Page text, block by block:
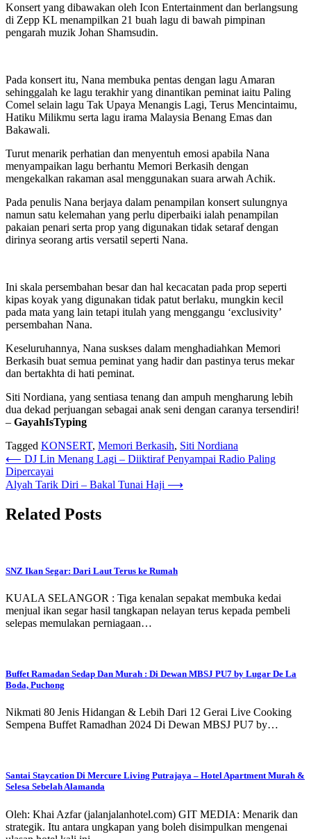
Konsert yang dibawakan oleh Icon Entertainment dan berlangsung
di Zepp KL menampilkan 21 buah lagu di bawah pimpinan
pengarah muzik Johan Shamsudin.
Pada konsert itu, Nana membuka pentas dengan lagu Amaran
sehinggalah ke lagu terakhir yang dinantikan peminat iaitu Paling
Comel selain lagu Tak Upaya Menangis Lagi, Terus Mencintaimu,
Hatiku Milikmu serta lagu irama Malaysia Benang Emas dan
Bakawali.
Turut menarik perhatian dan menyentuh emosi apabila Nana
menyampaikan lagu berhantu Memori Berkasih dengan
mengekalkan rakaman asal menggunakan suara arwah Achik.
Pada penulis Nana berjaya dalam penampilan konsert sulungnya
namun satu kelemahan yang perlu diperbaiki ialah penampilan
pakaian penari serta prop yang digunakan tidak setaraf dengan
dirinya seorang artis versatil seperti Nana.
Ini skala persembahan besar dan hal kecacatan pada prop seperti
kipas koyak yang digunakan tidak patut berlaku, mungkin kecil
pada mata yang lain tetapi itulah yang menggangu ‘exclusivity’
persembahan Nana.
Keseluruhannya, Nana suskses dalam menghadiahkan Memori
Berkasih buat semua peminat yang hadir dan pastinya terus mekar
dan bertakhta di hati peminat.
Siti Nordiana, yang sentiasa tenang dan ampuh mengharung lebih
dua dekad perjuangan sebagai anak seni dengan caranya tersendiri!
– GayahIsTyping
Tagged KONSERT, Memori Berkasih, Siti Nordiana
Post
navigation
⟵ DJ Lin Menang Lagi – Diiktiraf Penyampai Radio Paling
Dipercayai
Alyah Tarik Diri – Bakal Tunai Haji ⟶
Related Posts
SNZ Ikan Segar: Dari Laut Terus ke Rumah
KUALA SELANGOR : Tiga kenalan sepakat membuka kedai
menjual ikan segar hasil tangkapan nelayan terus kepada pembeli
selepas memulakan perniagaan…
Buffet Ramadan Sedap Dan Murah : Di Dewan MBSJ PU7 by Lugar De La
Boda, Puchong
Nikmati 80 Jenis Hidangan & Lebih Dari 12 Gerai Live Cooking
Sempena Buffet Ramadhan 2024 Di Dewan MBSJ PU7 by…
Santai Staycation Di Mercure Living Putrajaya – Hotel Apartment Murah &
Selesa Sebelah Alamanda
Oleh: Khai Azfar (jalanjalanhotel.com) GIT MEDIA: Menarik dan
strategik. Itu antara ungkapan yang boleh disimpulkan mengenai